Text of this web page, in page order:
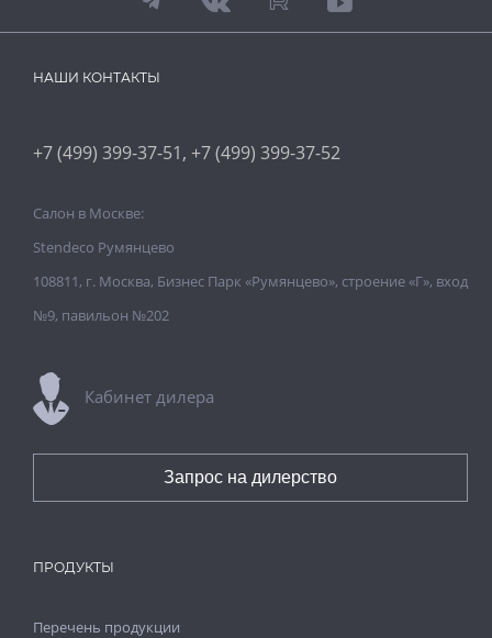
ПРОДУКТЫ
Перечень продукции
НАШИ КОНТАКТЫ
+7 (499) 399-37-51, +7 (499) 399-37-52
Салон в Москве:
Stendeco Румянцево
108811, г. Москва, Бизнес Парк «Румянцево», строение «Г», вход
№9, павильон №202
Кабинет дилера
Запрос на дилерство